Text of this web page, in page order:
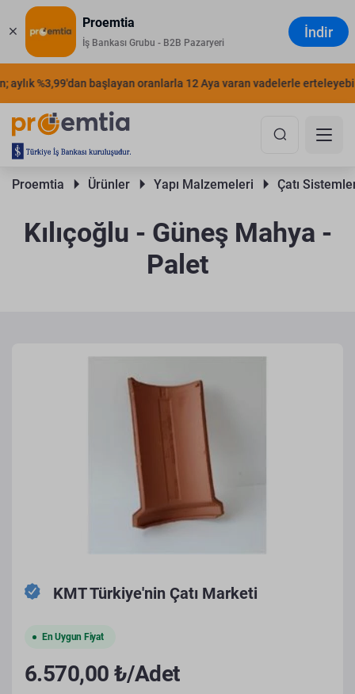
Proemtia
İş Bankası Grubu - B2B Pazaryeri
İndir
%3,99'dan başlayan oranlarla 12 Aya varan vadelerle
Proemtia Ürünler Yapı Malzemeleri Çatı
Kılıçoğlu - Güneş Mahya -
Palet
KMT Türkiye'nin Çatı Marketi
En Uygun Fiyat
6.570,00 ₺/Adet